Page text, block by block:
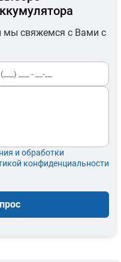
мы свяжемся с Вами с
и обработки
конфиденциальности